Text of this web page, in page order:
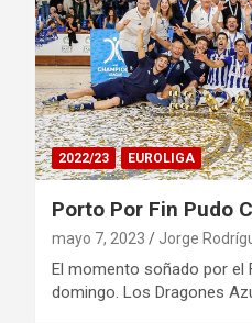
2022/23 EUROLIGA
Porto Por Fin Pudo
mayo 7, 2023 Jorge
El momento soñado por el
domingo. Los Dragones